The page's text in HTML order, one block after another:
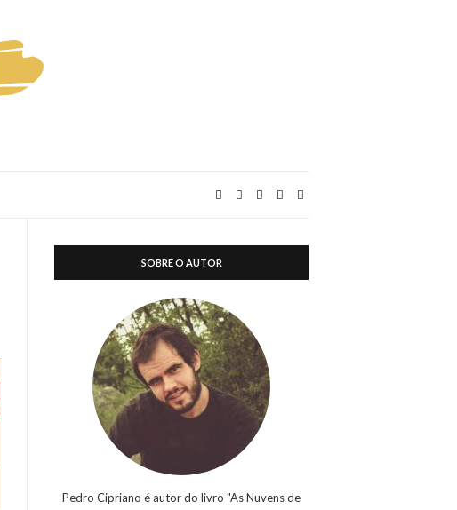
SOBRE O AUTOR
Pedro Cipriano é autor do livro "As Nuvens de